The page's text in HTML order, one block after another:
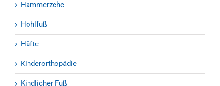
Hammerzehe
Hohlfuß
Hüfte
Kinderorthopädie
Kindlicher Fuß